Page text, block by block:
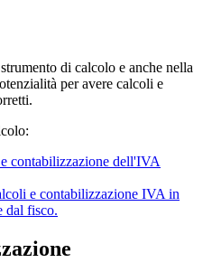
di calcolo e anche nella
per avere calcoli e
contabilizzazione dell'IVA
e contabilizzazione IVA in
dal fisco.